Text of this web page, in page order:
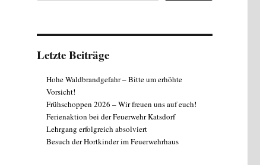
Letzte Beiträge
Hohe Waldbrandgefahr – Bitte um erhöhte
Vorsicht!
Frühschoppen 2026 – Wir freuen uns auf euch!
Ferienaktion bei der Feuerwehr Katsdorf
Lehrgang erfolgreich absolviert
Besuch der Hortkinder im Feuerwehrhaus